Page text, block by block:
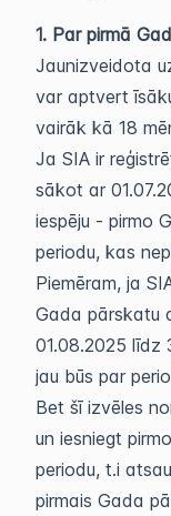
1. Par pirmā
Jaunizveidota
var aptvert
vairāk kā 18
Ja SIA ir
sākot ar
iespēju - pirmo
periodu, kas
Piemēram, ja
Gada pārskatu
01.08.2025 līdz
jau būs par
Bet šī izvēles
un iesniegt
periodu, t.i
pirmais Gada